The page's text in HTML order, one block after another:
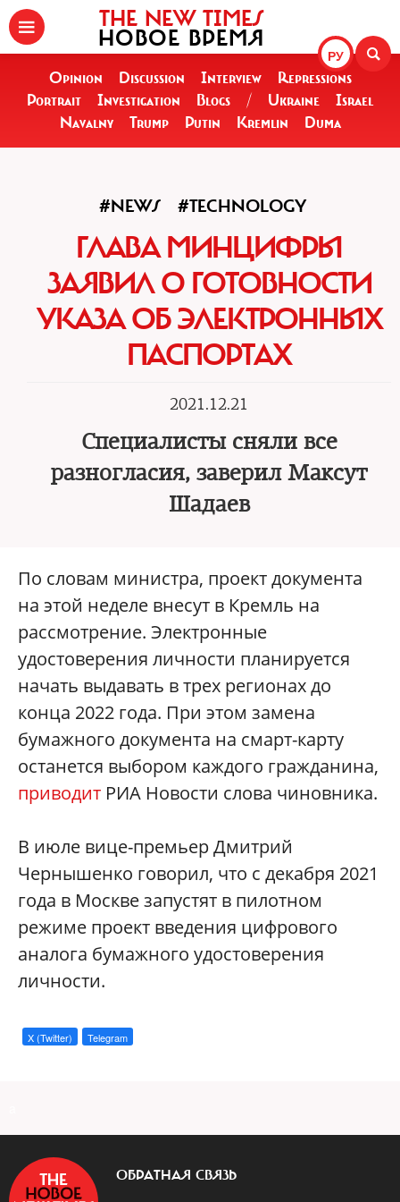
РУ
THE NEW TIMES
НОВОЕ ВРЕМЯ
Opinion Discussion Interview
Repressions
Portrait
Investigation Blogs / Ukraine
Israel
Navalny
Trump Putin Kremlin Duma
#NEWS #TECHNOLOGY
ГЛАВА МИНЦИФРЫ
ЗАЯВИЛ О ГОТОВНОСТИ
УКАЗА ОБ ЭЛЕКТРОННЫХ
ПАСПОРТАХ
2021.12.21
Специалисты сняли все
разногласия, заверил Максут
Шадаев
По словам министра, проект документа
на этой неделе внесут в Кремль на
рассмотрение. Электронные
удостоверения личности планируется
начать выдавать в трех регионах до
конца 2022 года. При этом замена
бумажного документа на смарт-карту
останется выбором каждого гражданина,
приводит РИА Новости слова чиновника.
В июле вице-премьер Дмитрий
Чернышенко говорил, что с декабря 2021
года в Москве запустят в пилотном
режиме проект введения цифрового
аналога бумажного удостоверения
личности.
X (Twitter) Telegram
ОБРАТНАЯ СВЯЗЬ